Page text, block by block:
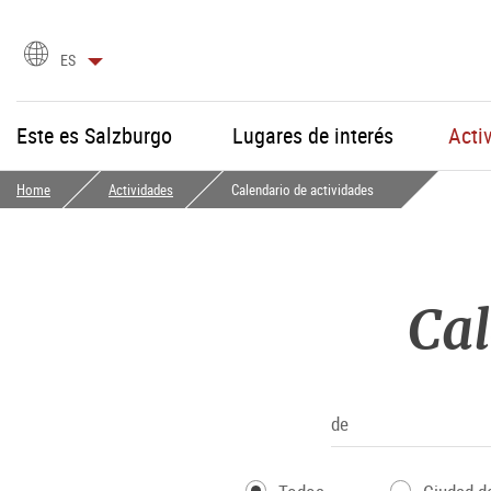
selección
idioma
ES
Este es Salzburgo Lugares de interés
Home Actividades Calendario de actividades
de